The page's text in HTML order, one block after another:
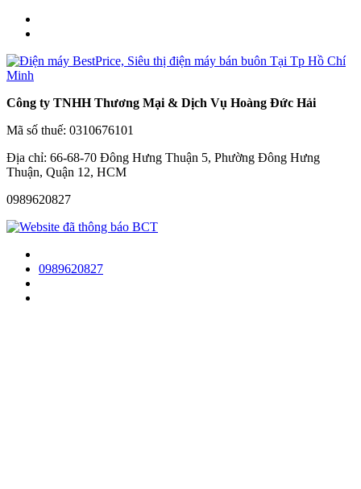
Công ty TNHH Thương Mại & Dịch Vụ Hoàng Đức Hải
Mã số thuế: 0310676101
Địa chỉ: 66-68-70 Đông Hưng Thuận 5, Phường Đông Hưng
Thuận, Quận 12, HCM
0989620827
0989620827